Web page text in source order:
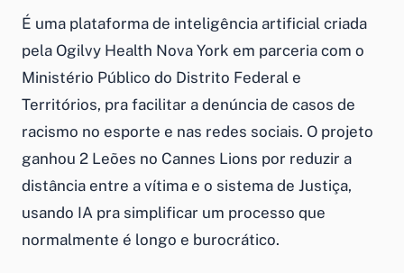
É uma plataforma de inteligência artificial criada
pela Ogilvy Health Nova York em parceria com o
Ministério Público do Distrito Federal e
Territórios, pra facilitar a denúncia de casos de
racismo no esporte e nas redes sociais. O projeto
ganhou 2 Leões no Cannes Lions por reduzir a
distância entre a vítima e o sistema de Justiça,
usando IA pra simplificar um processo que
normalmente é longo e burocrático.